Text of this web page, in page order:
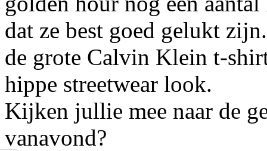
dat ze best goed gelukt
de grote Calvin Klein t-
hippe streetwear look.
Kijken jullie mee naar de
vanavond?